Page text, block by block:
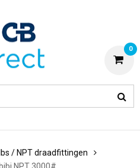
0
/ NPT draadfittingen